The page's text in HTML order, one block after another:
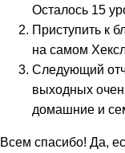
Осталось 15
Приступить к
на самом
Следующий
выходных
домашние и
Всем спасибо! Да,